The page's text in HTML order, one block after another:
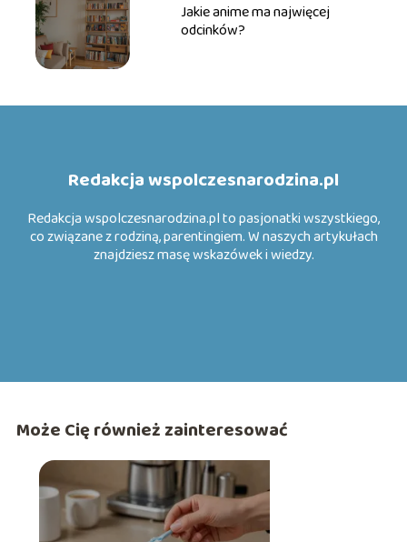
Jakie anime ma najwięcej
odcinków?
Redakcja wspolczesnarodzina.pl
Redakcja wspolczesnarodzina.pl to pasjonatki wszystkiego,
co związane z rodziną, parentingiem. W naszych artykułach
znajdziesz masę wskazówek i wiedzy.
Może Cię również zainteresować